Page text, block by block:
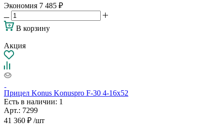
Экономия 7 485 ₽
В корзину
Акция
Прицел Konus Konuspro F-30 4-16x52
Есть в наличии: 1
Арт.: 7299
41 360 ₽ /шт